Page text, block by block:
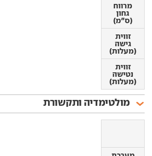
מרווח
גחון
(ס"מ)
זווית
גישה
(מעלות)
זווית
נטישה
(מעלות)
מרווח
גחון
(ס"מ)
זווית
גישה
(מעלות)
זווית
נטישה
(מעלות)
מולטימדיה ותקשורת